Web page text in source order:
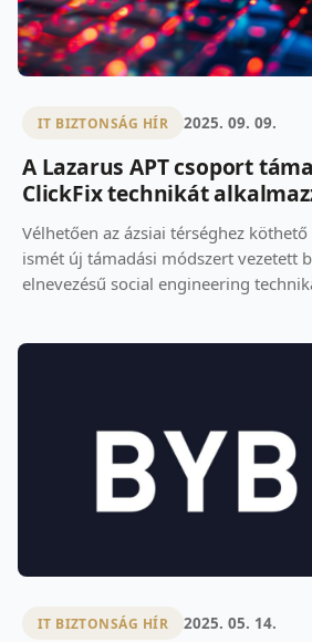
IT BIZTONSÁG HÍR 2025. 09. 09.
A Lazarus APT csoport
ClickFix technikát
Vélhetően az ázsiai térséghez
ismét új támadási módszert vezetett
elnevezésű social engineering
IT BIZTONSÁG HÍR 2025. 05. 14.